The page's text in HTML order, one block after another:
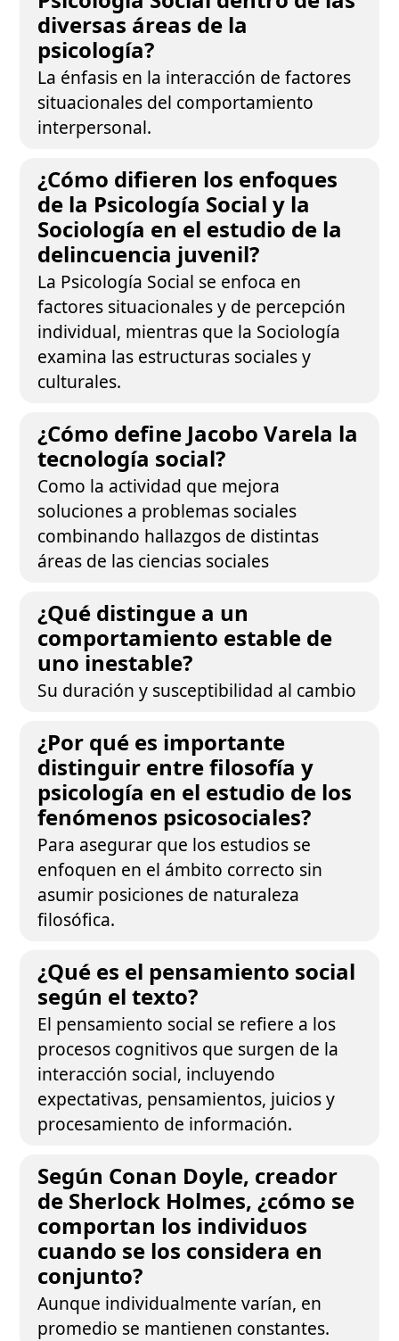
diversas áreas de la
psicología?
La énfasis en la interacción de factores
situacionales del comportamiento
interpersonal.
¿Cómo difieren los enfoques
de la Psicología Social y la
Sociología en el estudio de la
delincuencia juvenil?
La Psicología Social se enfoca en
factores situacionales y de percepción
individual, mientras que la Sociología
examina las estructuras sociales y
culturales.
¿Cómo define Jacobo Varela la
tecnología social?
Como la actividad que mejora
soluciones a problemas sociales
combinando hallazgos de distintas
áreas de las ciencias sociales
¿Qué distingue a un
comportamiento estable de
uno inestable?
Su duración y susceptibilidad al cambio
¿Por qué es importante
distinguir entre filosofía y
psicología en el estudio de los
fenómenos psicosociales?
Para asegurar que los estudios se
enfoquen en el ámbito correcto sin
asumir posiciones de naturaleza
filosófica.
¿Qué es el pensamiento social
según el texto?
El pensamiento social se refiere a los
procesos cognitivos que surgen de la
interacción social, incluyendo
expectativas, pensamientos, juicios y
procesamiento de información.
Según Conan Doyle, creador
de Sherlock Holmes, ¿cómo se
comportan los individuos
cuando se los considera en
conjunto?
Aunque individualmente varían, en
promedio se mantienen constantes.